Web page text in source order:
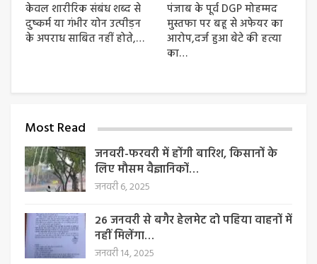
केवल शारीरिक संबंध शब्द से
दुष्कर्म या गंभीर योन उत्पीड़न
के अपराध साबित नहीं होते,…
पंजाब के पूर्व DGP मोहम्मद
मुस्तफा पर बहू से अफेयर का
आरोप,दर्ज हुआ बेटे की हत्या
का…
Most Read
जनवरी-फरवरी में होंगी बारिश, किसानों के
लिए मौसम वैज्ञानिकों…
जनवरी 6, 2025
26 जनवरी से बगैर हेलमेट दो पहिया वाहनों में
नहीं मिलेंगा…
जनवरी 14, 2025